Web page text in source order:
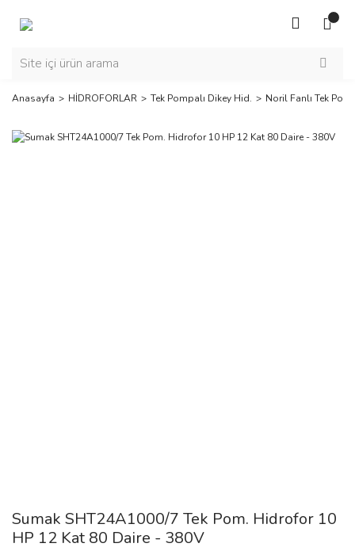
Anasayfa HİDROFORLAR Tek Pompalı Dikey Hid. Noril Fanlı Tek
Sumak SHT24A1000/7 Tek Pom. Hidrofor 10
HP 12 Kat 80 Daire - 380V